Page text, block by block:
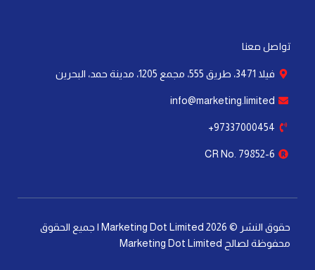
أهمية خوارزميات التسويق: كيف تؤثر على نجاح
إقرأ المزيد »